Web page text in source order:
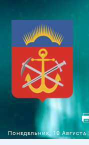
Понедельник, 10 Августа